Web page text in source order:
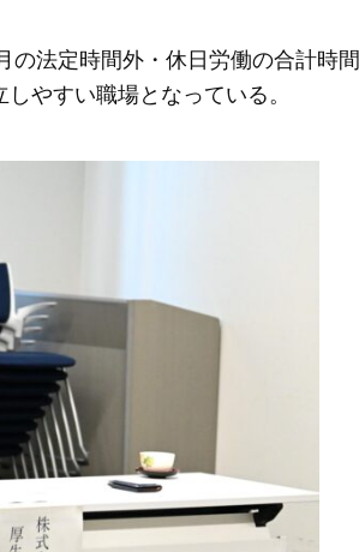
の法定時間外・休日労働の合計時間
やすい職場となっている。